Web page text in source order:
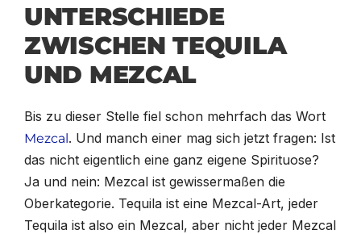
UNTERSCHIEDE
ZWISCHEN TEQUILA
UND MEZCAL
Bis zu dieser Stelle fiel schon mehrfach das Wort
Mezcal. Und manch einer mag sich jetzt fragen: Ist
das nicht eigentlich eine ganz eigene Spirituose?
Ja und nein: Mezcal ist gewissermaßen die
Oberkategorie. Tequila ist eine Mezcal-Art, jeder
Tequila ist also ein Mezcal, aber nicht jeder Mezcal